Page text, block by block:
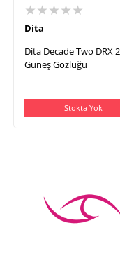
★★★★★
Dita
Dita Decade Two DRX
Güneş Gözlüğü
Stokta Yok